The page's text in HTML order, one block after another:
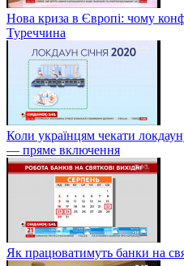
Нова криза в Європі: чому
Туреччина
Коли українцям чекати
— пряме включення
Як працюватимуть банки на